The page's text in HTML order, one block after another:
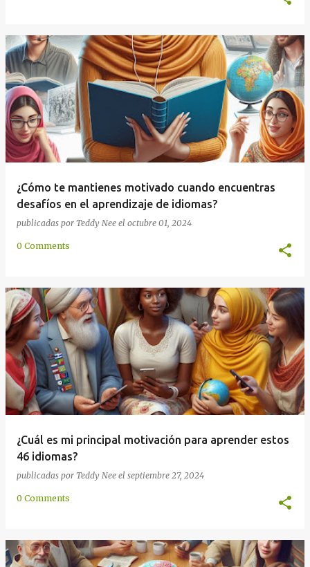
¿Cómo te mantienes motivado cuando encuentras
desafíos en el aprendizaje de idiomas?
publicadas por Teddy Nee el octubre 01, 2024
0 Comments
¿Cuál es mi principal motivación para aprender estos
46 idiomas?
publicadas por Teddy Nee el septiembre 27, 2024
0 Comments